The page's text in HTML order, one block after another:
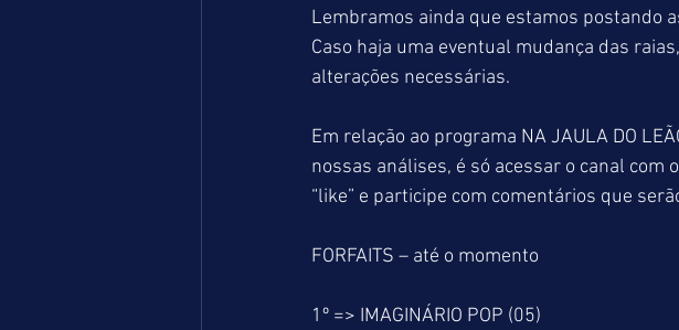
Lembramos ainda que estamos postando
Caso haja uma eventual mudança das
alterações necessárias.
Em relação ao programa NA JAULA DO
nossas análises, é só acessar o canal com
“like” e participe com comentários que
FORFAITS – até o momento
1º => IMAGINÁRIO POP (05)